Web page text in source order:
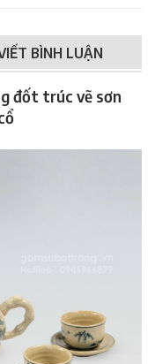
BÌNH LUẬN
đốt trúc vẽ sơn